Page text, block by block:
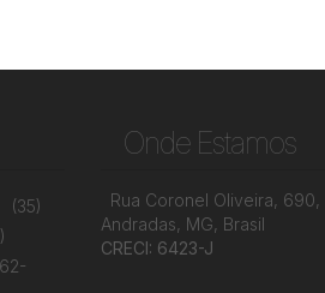
(35)
Onde Estamos
Rua Coronel Oliveira, 690,
Andradas, MG, Brasil
CRECI: 6423-J